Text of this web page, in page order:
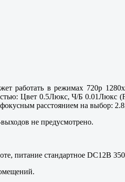
работать в режимах 720p
Цвет 0.5Люкс, Ч/Б
расстоянием на выбор:
не предусмотрено.
питание стандартное DC12В